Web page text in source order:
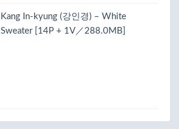
Kang In-kyung (강인경) – White
Sweater [14P + 1V／288.0MB]